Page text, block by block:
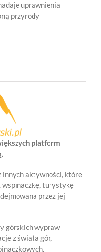
uprawnienia
przyrody
platform
innych aktywności, które
wspinaczkę, turystykę
przez jej
górskich wypraw
z świata gór,